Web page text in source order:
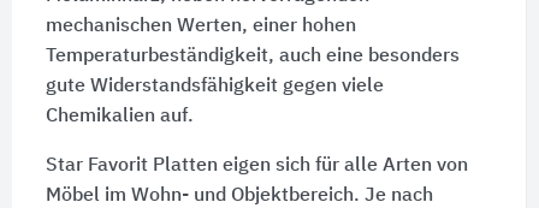
mechanischen Werten, einer hohen
Temperaturbeständigkeit, auch eine besonders
gute Widerstandsfähigkeit gegen viele
Chemikalien auf.
Star Favorit Platten eigen sich für alle Arten von
Möbel im Wohn- und Objektbereich. Je nach